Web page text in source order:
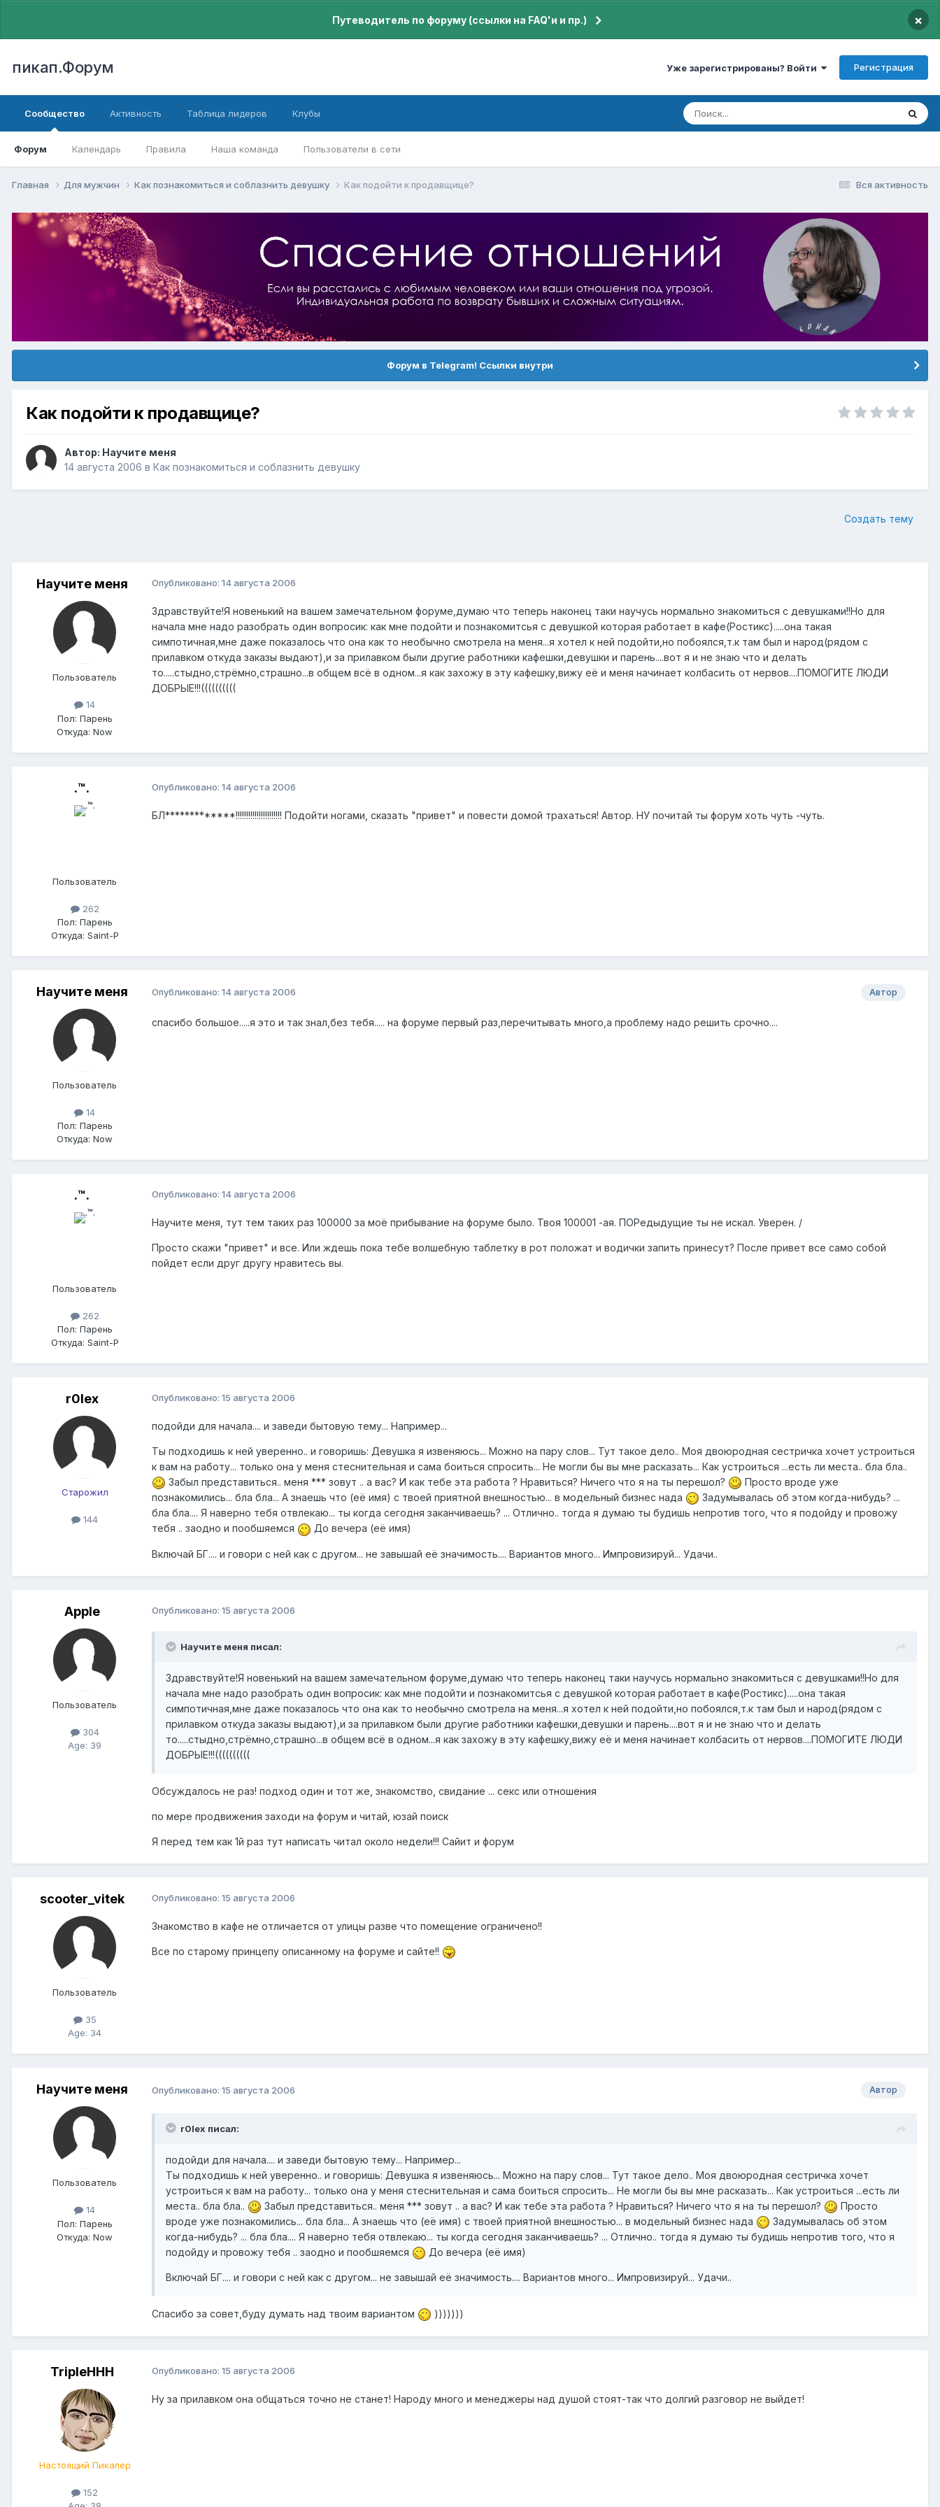
Путеводитель по форуму (ссылки на FAQ'и и пр.) ×
пикап.Форум Уже зарегистрированы? Войти Регистрация
Сообщество
Форум Календарь Правила Наша команда Пользователи в сети
Активность Таблица лидеров Клубы
Вся активность
Главная Для мужчин Как познакомиться и соблазнить девушку Как подойти к продавщице?
Форум в Telegram! Ссылки внутри
Как подойти к продавщице?
Автор: Научите меня
14 августа 2006 в Как познакомиться и соблазнить девушку
Создать тему
Научите меня
Пользователь
14
Пол: Парень
Откуда: Now
Опубликовано: 14 августа 2006
Здравствуйте!Я новенький на вашем замечательном форуме,думаю что теперь наконец таки научусь нормально знакомиться с девушками!!Но для
начала мне надо разобрать один вопросик: как мне подойти и познакомитсья с девушкой которая работает в кафе(Ростикс).....она такая
симпотичная,мне даже показалось что она как то необычно смотрела на меня...я хотел к ней подойти,но побоялся,т.к там был и народ(рядом с
прилавком откуда заказы выдают),и за прилавком были другие работники кафешки,девушки и парень....вот я и не знаю что и делать
то.....стыдно,стрёмно,страшно...в общем всё в одном...я как захожу в эту кафешку,вижу её и меня начинает колбасить от нервов....ПОМОГИТЕ ЛЮДИ
ДОБРЫЕ!!!((((((((((
.™.
Пользователь
262
Пол: Парень
Откуда: Saint-P
Опубликовано: 14 августа 2006
БЛ*************!!!!!!!!!!!!!!!!!!!!!! Подойти ногами, сказать "привет" и повести домой трахаться! Автор. НУ почитай ты форум хоть чуть -чуть.
Научите меня
Пользователь
14
Пол: Парень
Откуда: Now
Автор
Опубликовано: 14 августа 2006
спасибо большое.....я это и так знал,без тебя..... на форуме первый раз,перечитывать много,а проблему надо решить срочно....
.™.
Пользователь
262
Пол: Парень
Откуда: Saint-P
Опубликовано: 14 августа 2006
Научите меня, тут тем таких раз 100000 за моё прибывание на форуме было. Твоя 100001 -ая. ПОРедыдущие ты не искал. Уверен. /
Просто скажи "привет" и все. Или ждешь пока тебе волшебную таблетку в рот положат и водички запить принесут? После привет все само собой
пойдет если друг другу нравитесь вы.
r0lex
Старожил
144
Опубликовано: 15 августа 2006
подойди для начала.... и заведи бытовую тему... Например...
Ты подходишь к ней уверенно.. и говоришь: Девушка я извеняюсь... Можно на пару слов... Тут такое дело.. Моя двоюродная сестричка хочет устроиться
к вам на работу... только она у меня стеснительная и сама боиться спросить... Не могли бы вы мне расказать... Как устроиться ...есть ли места.. бла бла..
Забыл представиться.. меня *** зовут .. а вас? И как тебе эта работа ? Нравиться? Ничего что я на ты перешол?
Просто вроде уже
познакомились... бла бла... А знаешь что (её имя) с твоей приятной внешностью... в модельный бизнес нада
Задумывалась об этом когда-нибудь? ...
бла бла.... Я наверно тебя отвлекаю... ты когда сегодня заканчиваешь? ... Отлично.. тогда я думаю ты будишь непротив того, что я подойду и провожу
тебя .. заодно и пообшяемся
До вечера (её имя)
Включай БГ.... и говори с ней как с другом... не завышай её значимость.... Вариантов много... Импровизируй... Удачи..
Apple
Пользователь
304
Age: 39
Опубликовано: 15 августа 2006
Научите меня писал:
Здравствуйте!Я новенький на вашем замечательном форуме,думаю что теперь наконец таки научусь нормально знакомиться с девушками!!Но для
начала мне надо разобрать один вопросик: как мне подойти и познакомитсья с девушкой которая работает в кафе(Ростикс).....она такая
симпотичная,мне даже показалось что она как то необычно смотрела на меня...я хотел к ней подойти,но побоялся,т.к там был и народ(рядом с
прилавком откуда заказы выдают),и за прилавком были другие работники кафешки,девушки и парень....вот я и не знаю что и делать
то.....стыдно,стрёмно,страшно...в общем всё в одном...я как захожу в эту кафешку,вижу её и меня начинает колбасить от нервов....ПОМОГИТЕ ЛЮДИ
ДОБРЫЕ!!!((((((((((
Обсуждалось не раз! подход один и тот же, знакомство, свидание ... секс или отношения
по мере продвижения заходи на форум и читай, юзай поиск
Я перед тем как 1й раз тут написать читал около недели!!! Сайит и форум
scooter_vitek
Пользователь
35
Age: 34
Опубликовано: 15 августа 2006
Знакомство в кафе не отличается от улицы разве что помещение ограничено!!
Все по старому принцепу описанному на форуме и сайте!!
Научите меня
Пользователь
14
Пол: Парень
Откуда: Now
Автор
Опубликовано: 15 августа 2006
r0lex писал:
подойди для начала.... и заведи бытовую тему... Например...
Ты подходишь к ней уверенно.. и говоришь: Девушка я извеняюсь... Можно на пару слов... Тут такое дело.. Моя двоюродная сестричка хочет
устроиться к вам на работу... только она у меня стеснительная и сама боиться спросить... Не могли бы вы мне расказать... Как устроиться ...есть ли
места.. бла бла..
Забыл представиться.. меня *** зовут .. а вас? И как тебе эта работа ? Нравиться? Ничего что я на ты перешол?
Просто
вроде уже познакомились... бла бла... А знаешь что (её имя) с твоей приятной внешностью... в модельный бизнес нада
Задумывалась об этом
когда-нибудь? ... бла бла.... Я наверно тебя отвлекаю... ты когда сегодня заканчиваешь? ... Отлично.. тогда я думаю ты будишь непротив того, что я
подойду и провожу тебя .. заодно и пообшяемся
До вечера (её имя)
Включай БГ.... и говори с ней как с другом... не завышай её значимость.... Вариантов много... Импровизируй... Удачи..
Спасибо за совет,буду думать над твоим вариантом )))))))
TripleHHH
Настоящий Пикапер
152
Опубликовано: 15 августа 2006
Ну за прилавком она общаться точно не станет! Народу много и менеджеры над душой стоят-так что долгий разговор не выйдет!